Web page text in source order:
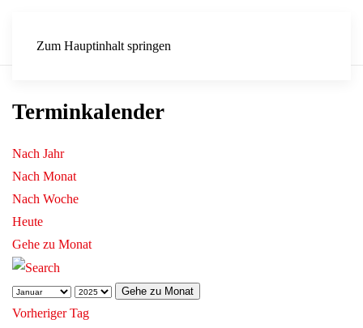
Zum Hauptinhalt springen
Terminkalender
Nach Jahr
Nach Monat
Nach Woche
Heute
Gehe zu Monat
Gehe zu Monat
Vorheriger Tag